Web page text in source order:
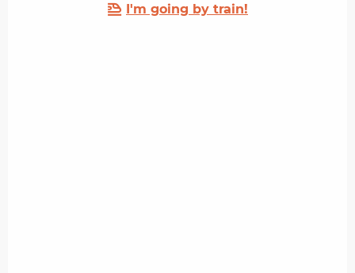
I'm going by train!